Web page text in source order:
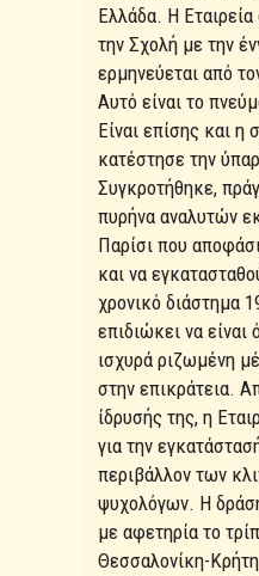
Ελλάδα. Η
την Σχολή με την
ερμηνεύεται από
Αυτό είναι το
Είναι επίσης και η
κατέστησε την
Συγκροτήθηκε,
πυρήνα αναλυτών
Παρίσι που
και να
χρονικό διάστημα
επιδιώκει να είναι
ισχυρά ριζωμένη
στην επικράτεια.
ίδρυσής της, η
για την
περιβάλλον των
ψυχολόγων. Η
με αφετηρία το
Θεσσαλονίκη-